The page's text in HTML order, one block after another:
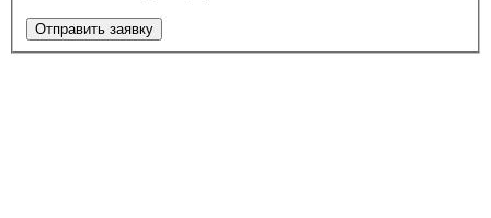
Отправить заявку